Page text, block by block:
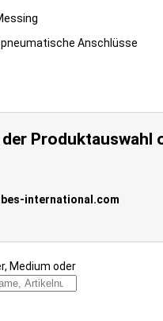
Anschlüsse
international.com
Medium oder